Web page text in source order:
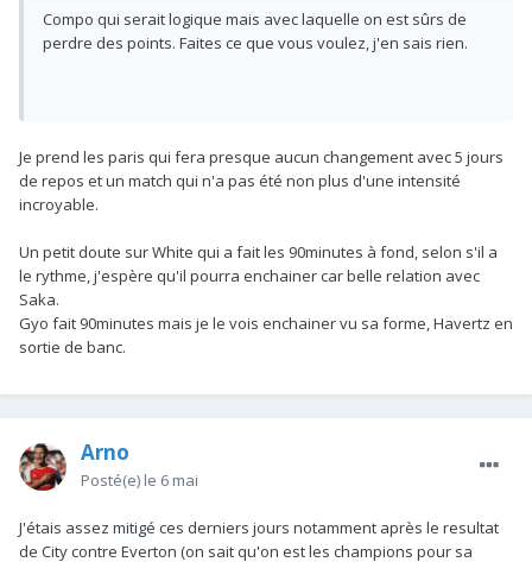
Compo qui serait logique mais avec laquelle on est sûrs de
perdre des points. Faites ce que vous voulez, j'en sais rien.
Je prend les paris qui fera presque aucun changement avec 5 jours
de repos et un match qui n'a pas été non plus d'une intensité
incroyable.
Un petit doute sur White qui a fait les 90minutes à fond, selon s'il a
le rythme, j'espère qu'il pourra enchainer car belle relation avec
Saka.
Gyo fait 90minutes mais je le vois enchainer vu sa forme, Havertz en
sortie de banc.
Arno
Posté(e) le 6 mai
J'étais assez mitigé ces derniers jours notamment après le resultat
de City contre Everton (on sait qu'on est les champions pour sa